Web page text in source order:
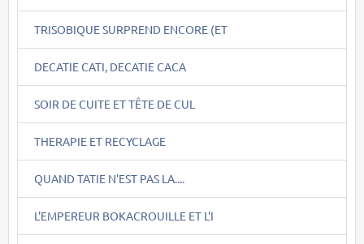
TRISOBIQUE SURPREND ENCORE (ET
DECATIE CATI, DECATIE CACA
SOIR DE CUITE ET TÊTE DE CUL
THERAPIE ET RECYCLAGE
QUAND TATIE N'EST PAS LA....
L'EMPEREUR BOKACROUILLE ET L'I